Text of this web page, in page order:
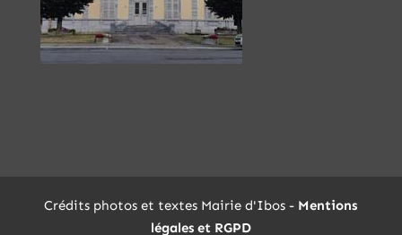
Crédits photos et textes Mairie d'Ibos - Mentions
légales et RGPD